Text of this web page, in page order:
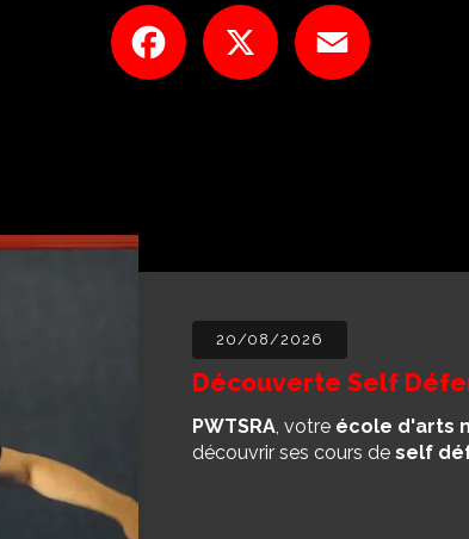
Facebook
20/08/2026
Découverte Self
PWTSRA , votre école d'arts
découvrir ses cours de self